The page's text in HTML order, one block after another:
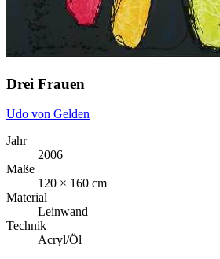
Drei Frauen
Udo von Gelden
Jahr
2006
Maße
120 × 160 cm
Material
Leinwand
Technik
Acryl/Öl